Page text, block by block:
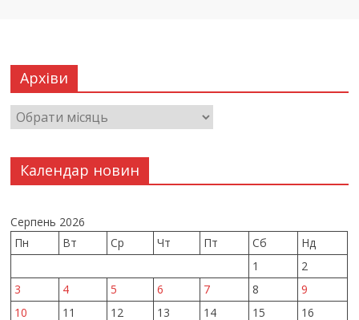
Архіви
Календар новин
Серпень 2026
Пн
Вт Ср Чт Пт Сб
Нд
1
2
3
4 5 6 7 8
9
10
11 12 13 14 15
16